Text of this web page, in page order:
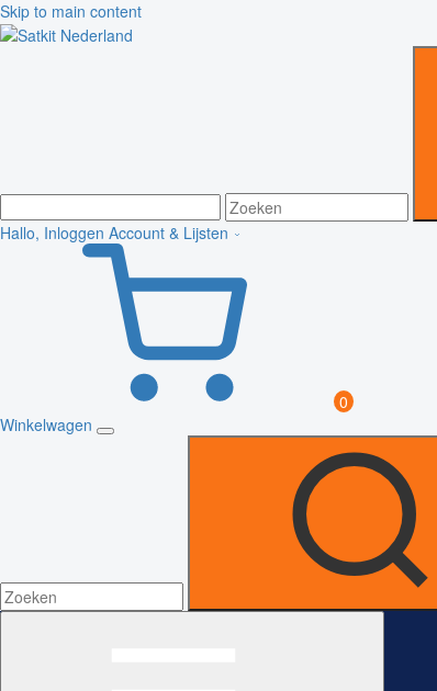
Skip to main content
Hallo, Inloggen Account & Lijsten
0
Winkelwagen